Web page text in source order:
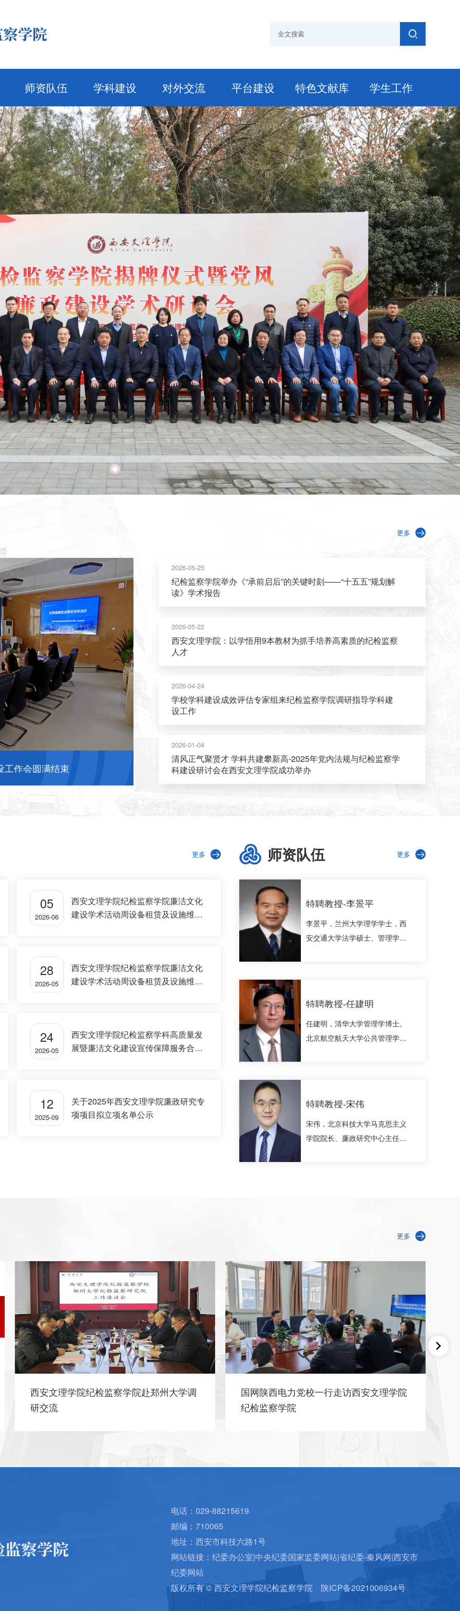
师资队伍 学科建设 对外交流 平台建设 特色文献库 学生工作
更多
来教授来我院检查指导工
2026-05-25
纪检监察学院举办《“承前启后”的关键时刻——“十五五”规划解
读》学术报告
2026-05-22
西安文理学院：以学悟用9本教材为抓手培养高素质的纪检监察
人才
2026-04-24
学校学科建设成效评估专家组来纪检监察学院调研指导学科建
设工作
2026-01-04
清风正气聚贤才 学科共建攀新高-2025年党内法规与纪检监察学
科建设研讨会在西安文理学院成功举办
更多
05
2026-06
西安文理学院纪检监察学院廉洁文化
建设学术活动周设备租赁及设施维修
28
2026-05
西安文理学院纪检监察学院廉洁文化
建设学术活动周设备租赁及设施维修
24
2026-05
西安文理学院纪检监察学科高质量发
展暨廉洁文化建设宣传保障服务合同
12
2025-09
关于2025年西安文理学院廉政研究专
项项目拟立项名单公示
师资队伍 更多
特聘教授-李景平
李景平，兰州大学理学学士，西
安交通大学法学硕士、管理学博
陕西高校德育研究中心副主任，
西安交通大学廉政研究中心副主
任，西安交通大学政治文明与廉
西理工大学“汉江学者”特聘教
授，西安报业集团特聘专家，...
特聘教授-任建明
任建明，清华大学管理学博士。
北京航空航天大学公共管理学院
学访问学者。主要从事廉政建
设、政府管理、组织领导等方面
的研究，是国内重要的廉政学学
特聘教授-宋伟
宋伟，北京科技大学马克思主义
学院院长、廉政研究中心主任，
更多
国网陕西电力党校一行走访西安文理学院
纪检监察学院
陕西省教育厅报道-陕西第二家纪检监察学
院在西安文理学院揭牌成立
电话：029-88215619
邮编：710065
地址：西安市科技六路1号
网站链接： 纪委办公室|中央纪委国家监委网站|省纪委-秦风网|西安市
纪委网站
版权所有 © 西安文理学院纪检监察学院 陕ICP备2021006934号